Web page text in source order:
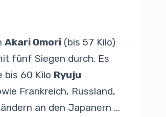
Akari Omori (bis 57 Kilo)
fünf Siegen durch. Es
bis 60 Kilo Ryuju
Frankreich, Russland,
an den Japanern …